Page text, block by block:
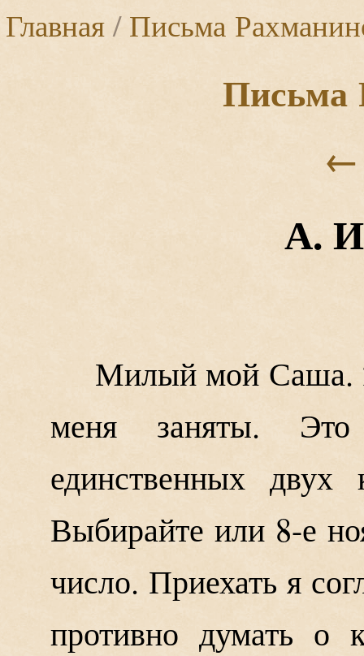
Главная/Письма
Письма
←
А.
Милый мой Саша.
меня заняты.
единственных двух
Выбирайте или 8-е
число. Приехать я
противно думать о